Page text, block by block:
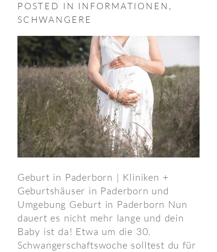
POSTED IN INFORMATIONEN ,
SCHWANGERE
Geburt in Paderborn | Kliniken +
Geburtshäuser in Paderborn und
Umgebung Geburt in Paderborn Nun
dauert es nicht mehr lange und dein
Baby ist da! Etwa um die 30.
Schwangerschaftswoche solltest du für